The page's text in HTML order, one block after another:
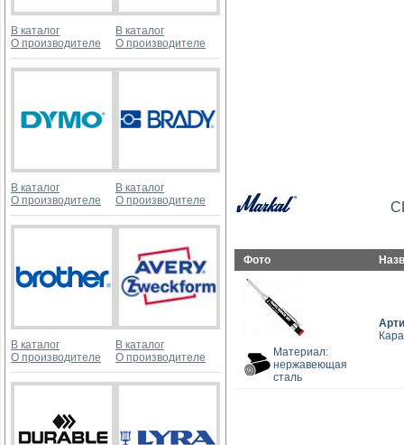
В каталог
О производителе
В каталог
О производителе
В каталог
О производителе
В каталог
О производителе
В каталог
О производителе
В каталог
О производителе
Фото
Материал:
нержавеющая
сталь